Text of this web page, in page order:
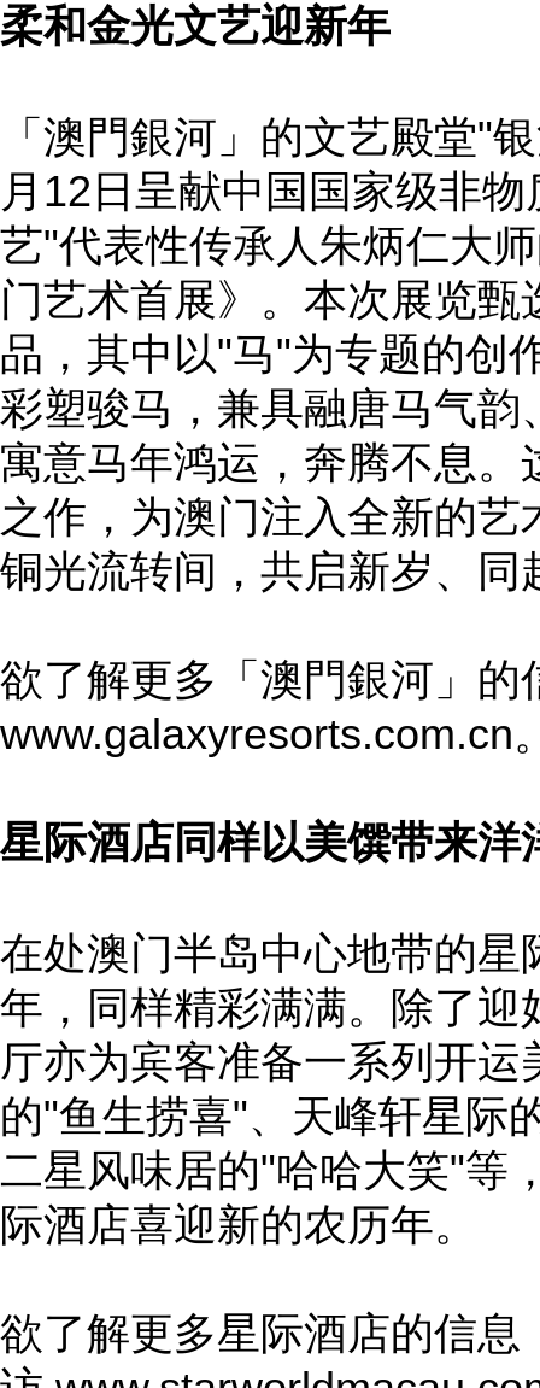
柔和金光文艺迎新年
「澳門銀河」的文艺殿堂"
月12日呈献中国国家级非
艺"代表性传承人朱炳仁大
门艺术首展》。本次展览
品，其中以"马"为专题的创
彩塑骏马，兼具融唐马气
寓意马年鸿运，奔腾不息
之作，为澳门注入全新的
铜光流转间，共启新岁、同
欲了解更多「澳門銀河」的
www.galaxyresorts.com.cn
星际酒店同样以美馔带来洋
在处澳门半岛中心地带的
年，同样精彩满满。除了
厅亦为宾客准备一系列开
的"鱼生捞喜"、天峰轩星际
二星风味居的"哈哈大笑"等
际酒店喜迎新的农历年。
欲了解更多星际酒店的信息